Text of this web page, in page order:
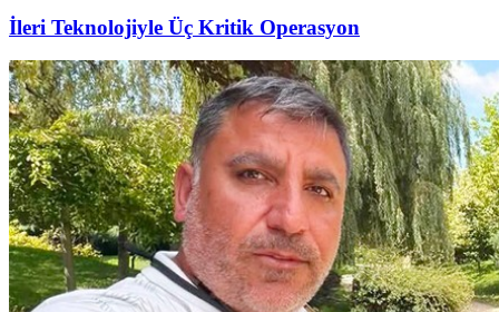
İleri Teknolojiyle Üç Kritik Operasyon